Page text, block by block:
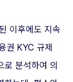
이후에도 지속
권 KYC 규제
로 분석하여 의